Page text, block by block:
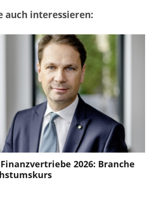
auch interessieren:
2026: Branche